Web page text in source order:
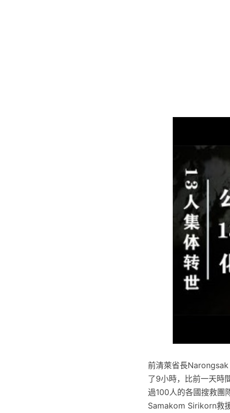
前清萊省長
了9小時，比前一天時
過100人的各國搜救團
Samakom Sirikorn救